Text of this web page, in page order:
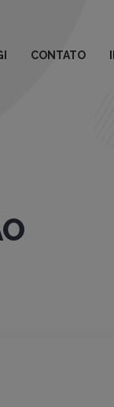
CONTATO